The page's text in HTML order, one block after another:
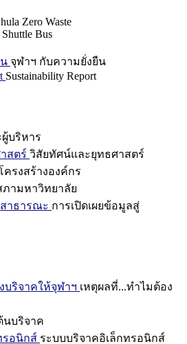
Zero Waste
Bus
จุฬาฯ กับความยั่งยืน
Sustainability Report
บริหาร
สตร์ วิสัยทัศน์และยุทธศาสตร์
ครงสร้างองค์กร
ภามหาวิทยาลัย
าธารณะ การเปิดเผยข้อมูลสู่
บริจาคให้จุฬาฯ เหตุผลที่...ทำไมต้อง
นบริจาค
รอนิกส์ ระบบบริจาคอิเล็กทรอนิกส์